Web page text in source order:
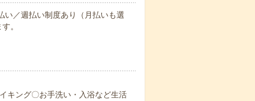
／週払い制度あり（月払いも選
。
キング〇お手洗い・入浴など生活